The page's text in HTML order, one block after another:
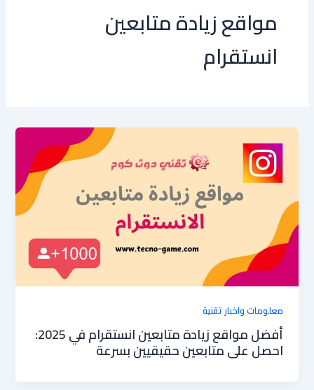
مواقع زيادة متابعين
انستقرام
معلومات واخبار تقنية
أفضل مواقع زيادة متابعين انستقرام في 2025:
احصل على متابعين حقيقيين بسرعة